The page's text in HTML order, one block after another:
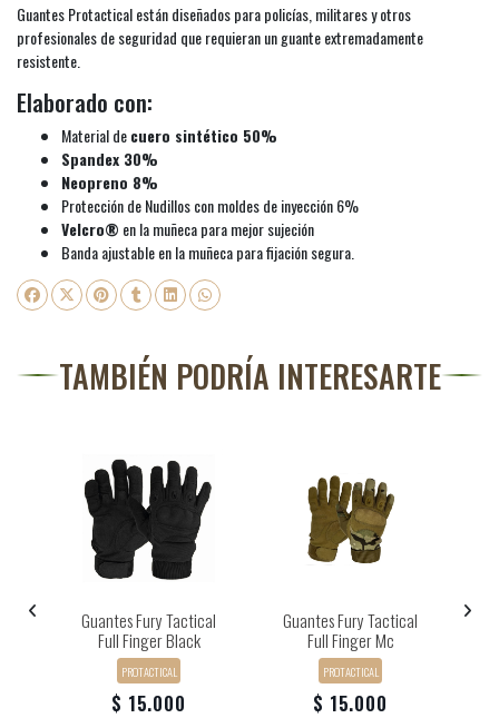
Guantes Protactical están diseñados para policías, militares y otros
profesionales de seguridad que requieran un guante extremadamente
resistente.
Elaborado con:
Material decuero sintético 50%
Spandex 30%
Neopreno 8%
Protección de Nudillos con moldes de inyección 6%
Velcro® en la muñeca para mejor sujeción
Banda ajustable en la muñeca para fijación segura.
TAMBIÉN PODRÍA INTERESARTE
Guantes Fury Tactical
Full Finger Black
PROTACTICAL
$ 15.000
Guantes Fury Tactical
Full Finger Mc
PROTACTICAL
$ 15.000